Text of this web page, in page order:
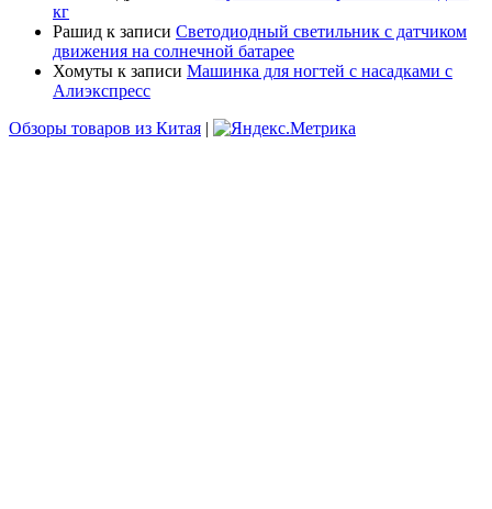
кг
Рашид к записи Светодиодный светильник с датчиком
движения на солнечной батарее
Хомуты к записи Машинка для ногтей с насадками с
Алиэкспресс
Обзоры товаров из Китая |